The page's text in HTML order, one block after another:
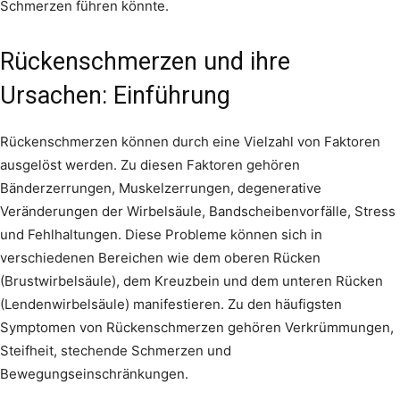
Schmerzen führen könnte.
Rückenschmerzen und ihre
Ursachen: Einführung
Rückenschmerzen können durch eine Vielzahl von Faktoren
ausgelöst werden. Zu diesen Faktoren gehören
Bänderzerrungen, Muskelzerrungen, degenerative
Veränderungen der Wirbelsäule, Bandscheibenvorfälle, Stress
und Fehlhaltungen. Diese Probleme können sich in
verschiedenen Bereichen wie dem oberen Rücken
(Brustwirbelsäule), dem Kreuzbein und dem unteren Rücken
(Lendenwirbelsäule) manifestieren. Zu den häufigsten
Symptomen von Rückenschmerzen gehören Verkrümmungen,
Steifheit, stechende Schmerzen und
Bewegungseinschränkungen.